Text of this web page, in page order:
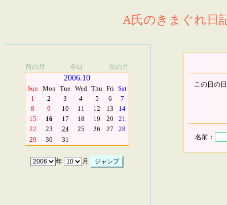
A氏のきまぐれ日
前の月 今日 次の月
2006.10
Sun Mon Tue Wed Thu Fri Sat
1
2 3 4 5 6
7
8
9 10 11 12 13
14
15
16 17 18 19 20
21
22
23 24 25 26 27
28
29
30 31
年 月
この日の
名前：